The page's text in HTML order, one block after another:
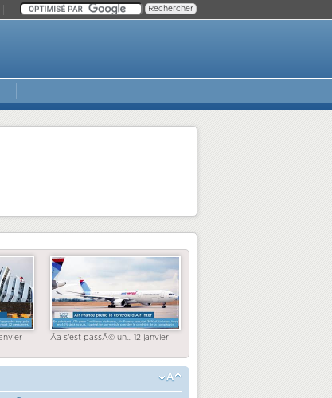
Ãa s'est passÃ© un... 12 janvier